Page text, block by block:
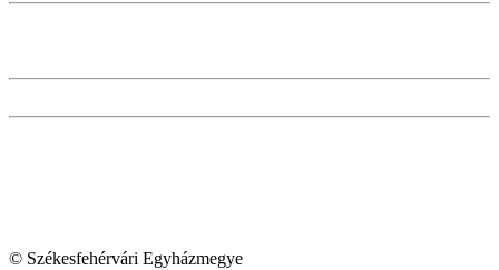
© Székesfehérvári Egyházmegye